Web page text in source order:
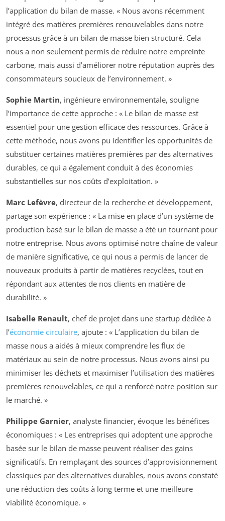
l’application du bilan de masse. « Nous avons récemment
intégré des matières premières renouvelables dans notre
processus grâce à un bilan de masse bien structuré. Cela
nous a non seulement permis de réduire notre empreinte
carbone, mais aussi d’améliorer notre réputation auprès des
consommateurs soucieux de l’environnement. »
Sophie Martin, ingénieure environnementale, souligne
l’importance de cette approche : « Le bilan de masse est
essentiel pour une gestion efficace des ressources. Grâce à
cette méthode, nous avons pu identifier les opportunités de
substituer certaines matières premières par des alternatives
durables, ce qui a également conduit à des économies
substantielles sur nos coûts d’exploitation. »
Marc Lefèvre, directeur de la recherche et développement,
partage son expérience : « La mise en place d’un système de
production basé sur le bilan de masse a été un tournant pour
notre entreprise. Nous avons optimisé notre chaîne de valeur
de manière significative, ce qui nous a permis de lancer de
nouveaux produits à partir de matières recyclées, tout en
répondant aux attentes de nos clients en matière de
durabilité. »
Isabelle Renault, chef de projet dans une startup dédiée à
l’économie circulaire, ajoute : « L’application du bilan de
masse nous a aidés à mieux comprendre les flux de
matériaux au sein de notre processus. Nous avons ainsi pu
minimiser les déchets et maximiser l’utilisation des matières
premières renouvelables, ce qui a renforcé notre position sur
le marché. »
Philippe Garnier, analyste financier, évoque les bénéfices
économiques : « Les entreprises qui adoptent une approche
basée sur le bilan de masse peuvent réaliser des gains
significatifs. En remplaçant des sources d’approvisionnement
classiques par des alternatives durables, nous avons constaté
une réduction des coûts à long terme et une meilleure
viabilité économique. »